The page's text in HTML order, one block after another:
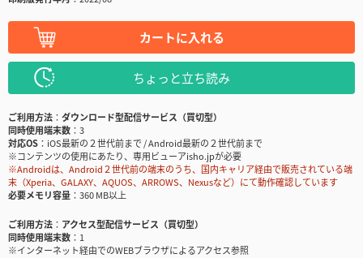
カートに入れる
ちょっと立ち読み
ご利用方法
ダウンロード型配信サービス（買切型）
同時使用端末数
3
対応OS
iOS最新の２世代前まで / Android最新の２世代前まで
※コンテンツの使用にあたり、専用ビューアisho.jpが必要
※Androidは、Android２世代前の端末のうち、国内キャリア経由で販売されている端
末（Xperia、GALAXY、AQUOS、ARROWS、Nexusなど）にて動作確認しています
必要メモリ容量
360 MB以上
ご利用方法
アクセス型配信サービス（買切型）
同時使用端末数
1
※インターネット経由でのWEBブラウザによるアクセス参照